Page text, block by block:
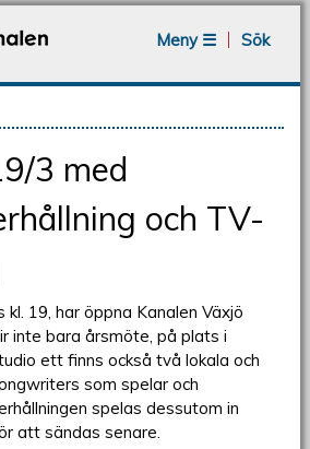
Meny ☰
Sök
3 med
och TV-
19, har öppna Kanalen Växjö
inte bara årsmöte, på plats i
ett finns också två lokala och
som spelar och
spelas dessutom in
att sändas senare.